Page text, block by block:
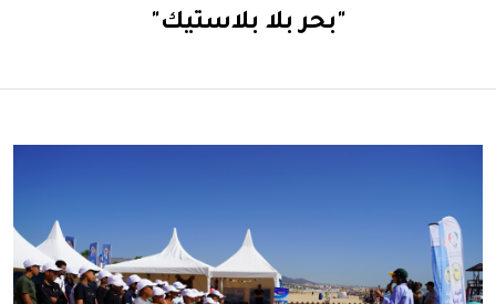
"بحر بلا بلاستيك"